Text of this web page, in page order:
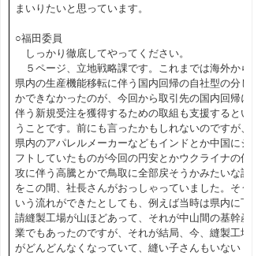
まいりたいと思っています。
○福田委員
しっかり徹底してやってください。
５ページ、立地戦略課です。これまでは海外から
県内の生産機能移転に伴う国内回帰の自社型の分し
かできなかったのが、今回から取引先の国内回帰に
伴う新規受注を獲得するための取組も支援するとい
うことです。前にも言ったかもしれないのですが、
県内のアパレルメーカーなどもインドとか中国にシ
フトしていたものが今回の円安とかウクライナの侵
攻に伴う高騰とかで鳥取に全部戻そうかみたいな話
をこの間、社長さんがおっしゃっていました。そう
いう流れができたとしても、例えば当時は県内に下
請縫製工場が山ほどあって、それが中山間の基幹産
業でもあったのですが、それが結局、今、縫製工場
がどんどんなくなっていて、縫い子さんもいない